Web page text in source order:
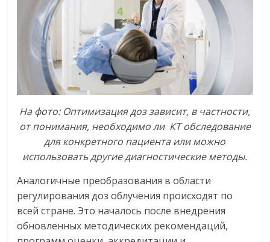
На фото: Оптимизациядоззависит, в частности,
отпонимания, необходимоли КТобследование
дляконкретного пациента илиможно
использоватьдругиедиагностическиеметоды.
Аналогичные преобразования в области
регулирования доз облучения происходят по
всей стране. Это началось после внедрения
обновленных методических рекомендаций,